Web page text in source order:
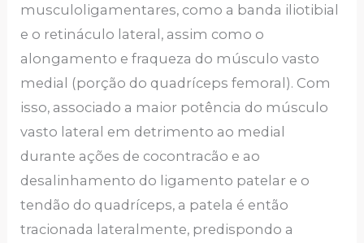
musculoligamentares, como a banda iliotibial
e o retináculo lateral, assim como o
alongamento e fraqueza do músculo vasto
medial (porção do quadríceps femoral). Com
isso, associado a maior potência do músculo
vasto lateral em detrimento ao medial
durante ações de cocontracão e ao
desalinhamento do ligamento patelar e o
tendão do quadríceps, a patela é então
tracionada lateralmente, predispondo a